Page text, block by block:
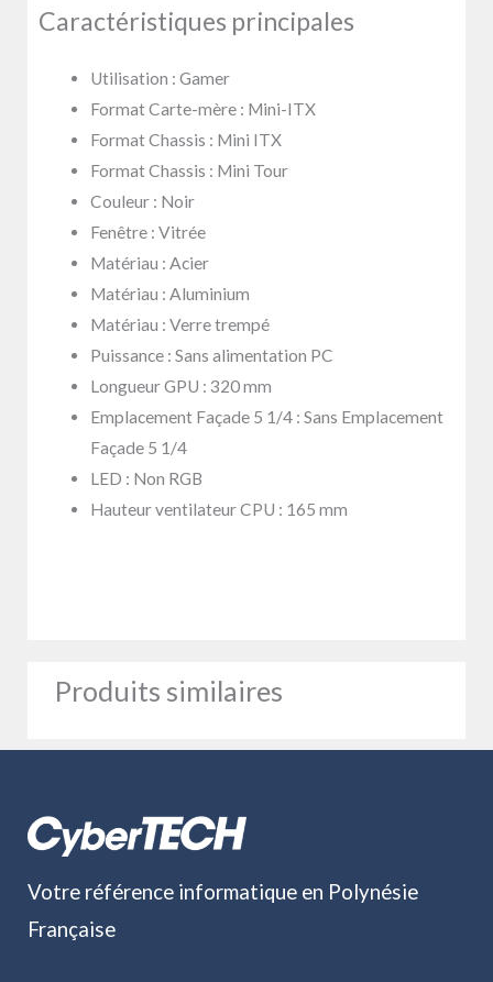
Caractéristiques principales
Utilisation : Gamer
Format Carte-mère : Mini-ITX
Format Chassis : Mini ITX
Format Chassis : Mini Tour
Couleur : Noir
Fenêtre : Vitrée
Matériau : Acier
Matériau : Aluminium
Matériau : Verre trempé
Puissance : Sans alimentation PC
Longueur GPU : 320 mm
Emplacement Façade 5 1/4 : Sans Emplacement
Façade 5 1/4
LED : Non RGB
Hauteur ventilateur CPU : 165 mm
Produits similaires
Votre référence informatique en Polynésie
Française